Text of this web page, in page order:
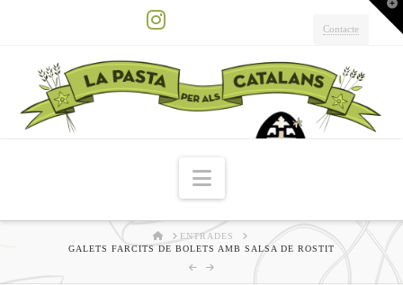
Contacte
Navigation
HOMEENTRADES
GALETS FARCITS DE BOLETS AMB SALSA DE ROSTIT